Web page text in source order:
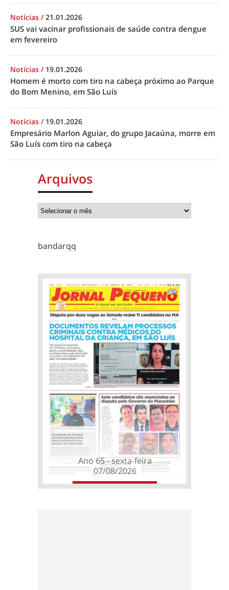
Notícias /21.01.2026
SUS vai vacinar profissionais de saúde contra dengue
em fevereiro
Notícias / 19.01.2026
Homem é morto com tiro na cabeça próximo ao Parque
do Bom Menino, em São Luís
Notícias / 19.01.2026
Empresário Marlon Aguiar, do grupo Jacaúna, morre em
São Luís com tiro na cabeça
Arquivos
bandarqq
Ano 65 - sexta-feira
07/08/2026